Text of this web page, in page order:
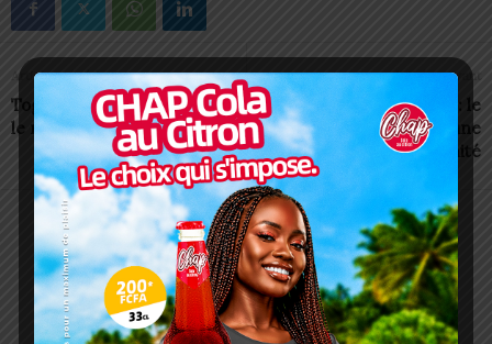
Article précédent
Togo/Indiscipline scolaire:
le ministre brandit le bâton
Article suivant
Bourse recherche : le
gouvernement ouvre une
nouvelle opportunité
Charbel SOSSOUVI